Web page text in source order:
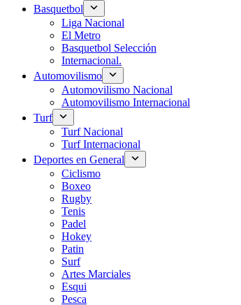
Basquetbol
Liga Nacional
El Metro
Basquetbol Selección
Internacional.
Automovilismo
Automovilismo Nacional
Automovilismo Internacional
Turf
Turf Nacional
Turf Internacional
Deportes en General
Ciclismo
Boxeo
Rugby
Tenis
Padel
Hokey
Patin
Surf
Artes Marciales
Esqui
Pesca